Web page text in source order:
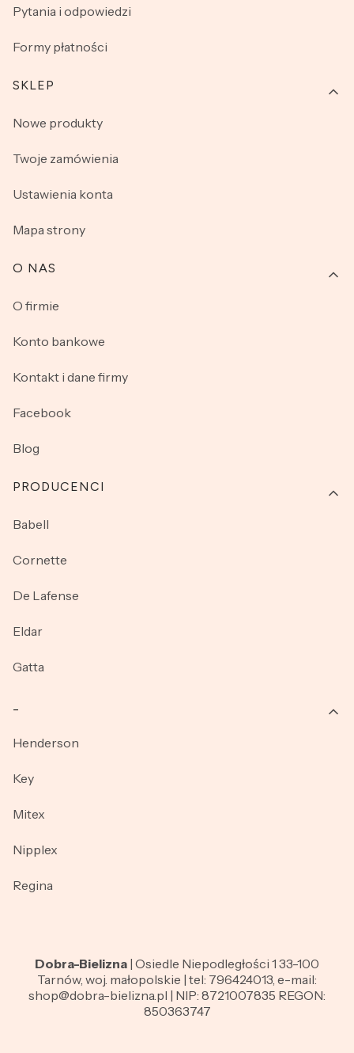
Pytania i odpowiedzi
Formy płatności
SKLEP
Nowe produkty
Twoje zamówienia
Ustawienia konta
Mapa strony
O NAS
O firmie
Konto bankowe
Kontakt i dane firmy
Facebook
Blog
PRODUCENCI
Babell
Cornette
De Lafense
Eldar
Gatta
Henderson
Key
Mitex
Nipplex
Regina
Dobra-Bielizna | Osiedle Niepodległości 1 33-100
Tarnów, woj. małopolskie | tel: 796424013, e-mail:
shop@dobra-bielizna.pl | NIP: 8721007835 REGON:
850363747